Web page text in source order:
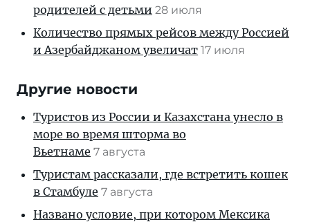
родителей с детьми 28 июля
Количество прямых рейсов между Россией
и Азербайджаном увеличат 17 июля
Другие новости
Туристов из России и Казахстана унесло в
море во время шторма во
Вьетнаме 7 августа
Туристам рассказали, где встретить кошек
в Стамбуле 7 августа
Названо условие, при котором Мексика